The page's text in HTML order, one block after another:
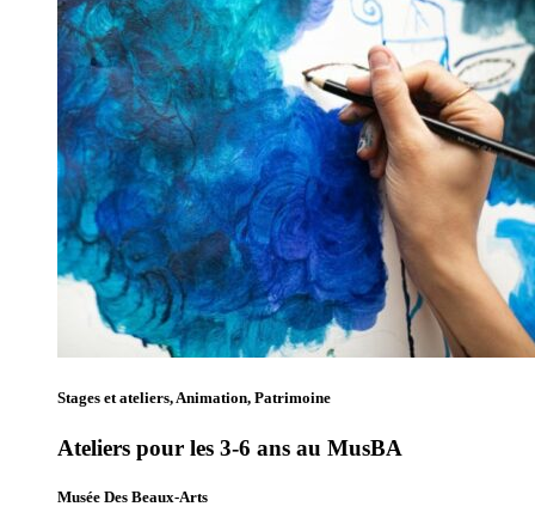
Stages et ateliers, Animation, Patrimoine
Ateliers pour les 3-6 ans au MusBA
Musée Des Beaux-Arts